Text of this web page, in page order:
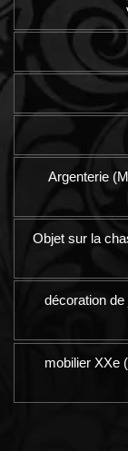
Argenterie
Objet sur la
décoration
mobilier XXe